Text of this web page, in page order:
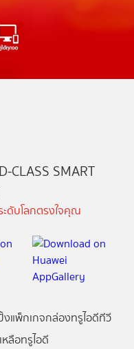
CLASS SMART
ดับโลกตรงใจคุณ
งแพ็กเกจกล่องทรูไอดีทีวี
ลือทรูไอดี